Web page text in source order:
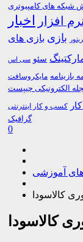
شبکه های کامپیوتری
افزار اخبار
بازی بازی های
سئو سی اس
بازینامه مایکروسافت
الکترونیکی چیپست
کسب و کار اینترنتی
گرافیک
0
های آموزشی
کالاسودا
کالاسودا